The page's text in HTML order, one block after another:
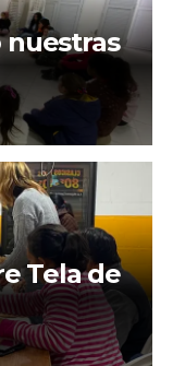
nuestras
Tela de